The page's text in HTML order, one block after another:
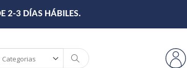
2-3 DÍAS HÁBILES.